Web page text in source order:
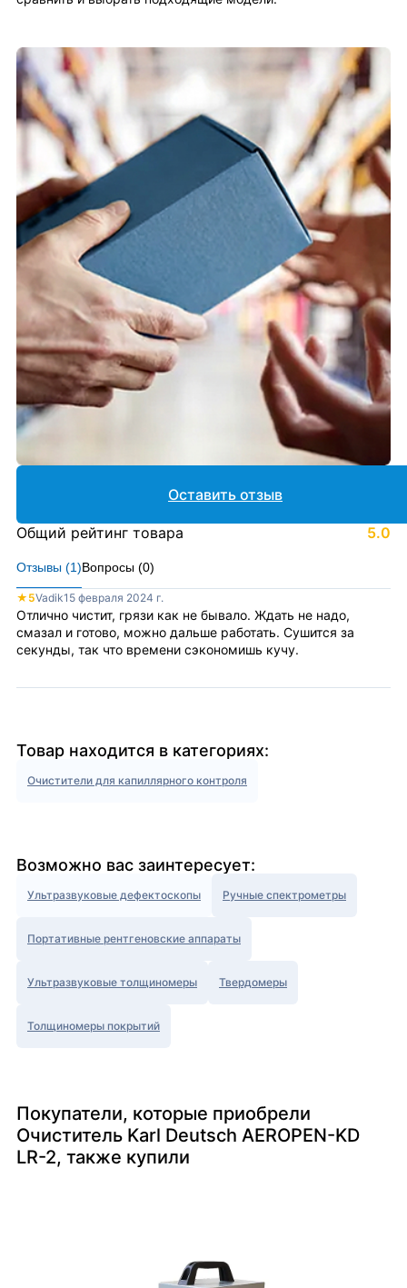
Отзывы (1)Вопросы (0)
★ 5Vadik15 февраля 2024 г.
Отлично чистит, грязи как не бывало. Ждать не надо,
смазал и готово, можно дальше работать. Сушится за
секунды, так что времени сэкономишь кучу.
Оставить отзыв
Общий рейтинг товара 5.0
Товар находится в категориях:
Очистители для капиллярного контроля
Возможно вас заинтересует:
Ультразвуковые дефектоскопы Ручные спектрометры
Портативные рентгеновские аппараты
Ультразвуковые толщиномеры Твердомеры
Толщиномеры покрытий
Покупатели, которые приобрели
Очиститель Karl Deutsch AEROPEN-KD
LR-2, также купили